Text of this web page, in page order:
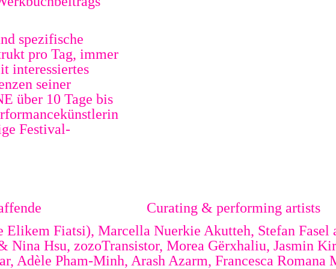
spezifische
pro Tag, immer
interessiertes
seiner
über 10 Tage bis
Festival-
Curating & performing artists
Fiatsi), Marcella Nuerkie Akutteh, Stefan Fasel
Hsu, zozoTransistor, Morea Gërxhaliu, Jasmin
Adèle Pham-Minh, Arash Azarm, Francesca Romana